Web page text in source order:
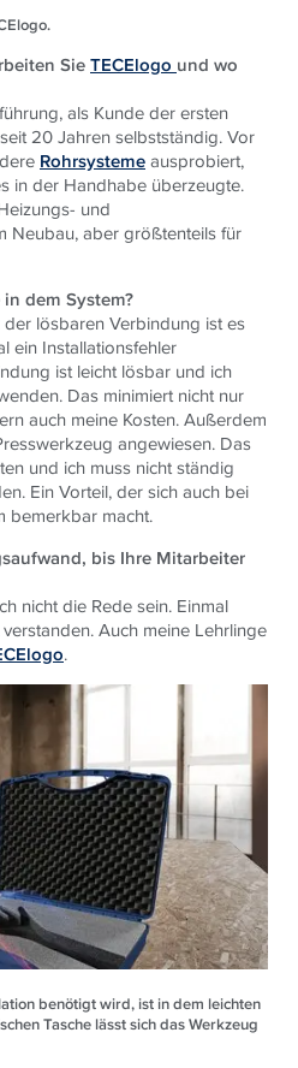
SieTECElogo und wo
als Kunde der ersten
20 Jahren selbstständig. Vor
Rohrsystemeausprobiert,
in der Handhabe überzeugte.
und
Neubau, aber größtenteils für
dem System?
lösbaren Verbindung ist es
ein Installationsfehler
ist leicht lösbar und ich
Das minimiert nicht nur
auch meine Kosten. Außerdem
angewiesen. Das
und ich muss nicht ständig
Ein Vorteil, der sich auch bei
bemerkbar macht.
bis Ihre Mitarbeiter
nicht die Rede sein. Einmal
Auch meine Lehrlinge
.
benötigt wird, ist in dem leichten
Tasche lässt sich das Werkzeug